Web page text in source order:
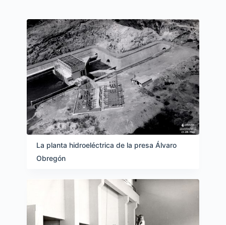
Items list results
La planta hidroeléctrica de la presa Álvaro
Obregón